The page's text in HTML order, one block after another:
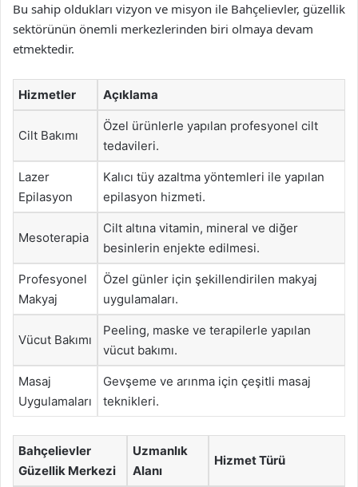
Bu sahip oldukları vizyon ve misyon ile Bahçelievler, güzellik
sektörünün önemli merkezlerinden biri olmaya devam
etmektedir.
Hizmetler Açıklama
Cilt Bakımı
Özel ürünlerle yapılan profesyonel cilt
tedavileri.
Lazer
Epilasyon
Kalıcı tüy azaltma yöntemleri ile yapılan
epilasyon hizmeti.
Mesoterapia
Cilt altına vitamin, mineral ve diğer
besinlerin enjekte edilmesi.
Profesyonel
Makyaj
Özel günler için şekillendirilen makyaj
uygulamaları.
Vücut Bakımı
Peeling, maske ve terapilerle yapılan
vücut bakımı.
Masaj
Uygulamaları
Gevşeme ve arınma için çeşitli masaj
teknikleri.
Bahçelievler
Güzellik Merkezi
Uzmanlık
Alanı
Hizmet Türü